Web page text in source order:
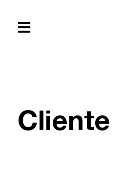
Cliente
154619083